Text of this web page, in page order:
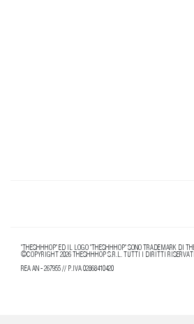
"THESHHHOP" ED IL LOGO "THESHHHOP" SONO TRADEMARK DI
©COPYRIGHT 2026 THESHHHOP S.R.L. TUTTI I DIRITTI
REA AN - 267955 // P.IVA 02868410420